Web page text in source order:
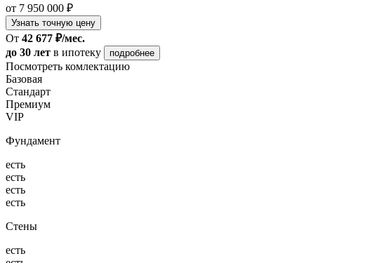
от 7 950 000 ₽
Узнать точную цену
От 42 677 ₽/мес.
до 30 лет в ипотеку подробнее
Посмотреть комлектацию
Базовая
Стандарт
Премиум
VIP
Фундамент
есть
есть
есть
есть
Стены
есть